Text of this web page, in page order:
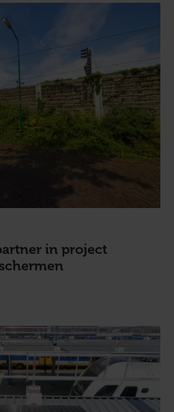
in project